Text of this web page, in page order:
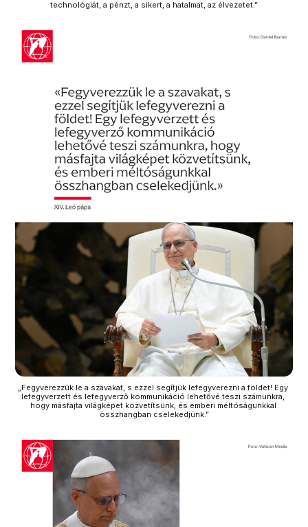
technológiát, a pénzt, a sikert, a hatalmat, az élvezetet.”
„Fegyverezzük le a szavakat, s ezzel segítjük lefegyverezni a földet! Egy
lefegyverzett és lefegyverző kommunikáció lehetővé teszi számunkra,
hogy másfajta világképet közvetítsünk, és emberi méltóságunkkal
összhangban cselekedjünk.”